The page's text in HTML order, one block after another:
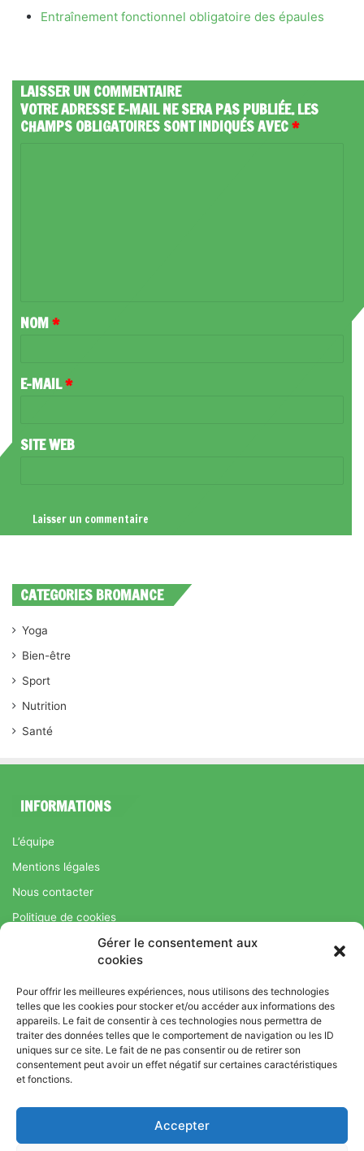
Gérer le consentement aux
cookies
Pour offrir les meilleures expériences, nous utilisons des technologies
telles que les cookies pour stocker et/ou accéder aux informations des
appareils. Le fait de consentir à ces technologies nous permettra de
traiter des données telles que le comportement de navigation ou les ID
uniques sur ce site. Le fait de ne pas consentir ou de retirer son
consentement peut avoir un effet négatif sur certaines caractéristiques
et fonctions.
Accepter
Entraînement fonctionnel obligatoire des épaules
LAISSER UN COMMENTAIRE
VOTRE ADRESSE E-MAIL NE SERA PAS PUBLIÉE.LES
CHAMPS OBLIGATOIRES SONT INDIQUÉS AVEC*
A
R
NOM*
E-MAIL*
SITE WEB
CATEGORIES BROMANCE
Yoga
Bien-être
Sport
Nutrition
Santé
INFORMATIONS
L’équipe
Mentions légales
Nous contacter
Politique de cookies
Régime Savoir Maigrir.fr : La méthode Jean-Michel Cohen pour
une perte de poids durable
© Copyright 2026, Tous droits réservés |Bromance
Bien-Être : Yoga, Bien-être, Nutrition et Sport
L’équipe
Régime Savoir Maigrir.fr : La méthode Jean-Michel Cohen pour